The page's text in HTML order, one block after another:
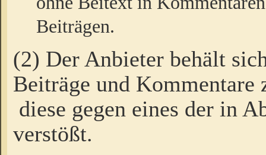
Beiträgen.
(2) Der Anbieter behält
Beiträge und Kommentare
diese gegen eines der in
verstößt.